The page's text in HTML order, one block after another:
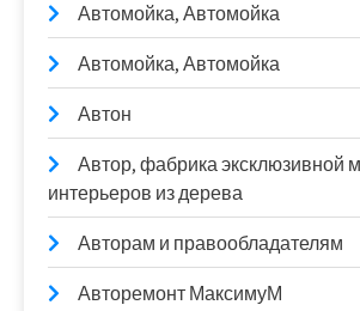
Автомойка, Автомойка
Автомойка, Автомойка
Автон
Автор, фабрика эксклюзивной
интерьеров из дерева
Авторам и правообладателям
Авторемонт МаксимуМ